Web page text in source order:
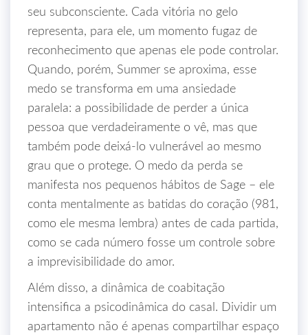
seu subconsciente. Cada vitória no gelo
representa, para ele, um momento fugaz de
reconhecimento que apenas ele pode controlar.
Quando, porém, Summer se aproxima, esse
medo se transforma em uma ansiedade
paralela: a possibilidade de perder a única
pessoa que verdadeiramente o vê, mas que
também pode deixá-lo vulnerável ao mesmo
grau que o protege. O medo da perda se
manifesta nos pequenos hábitos de Sage – ele
conta mentalmente as batidas do coração (981,
como ele mesma lembra) antes de cada partida,
como se cada número fosse um controle sobre
a imprevisibilidade do amor.
Além disso, a dinâmica de coabitação
intensifica a psicodinâmica do casal. Dividir um
apartamento não é apenas compartilhar espaço